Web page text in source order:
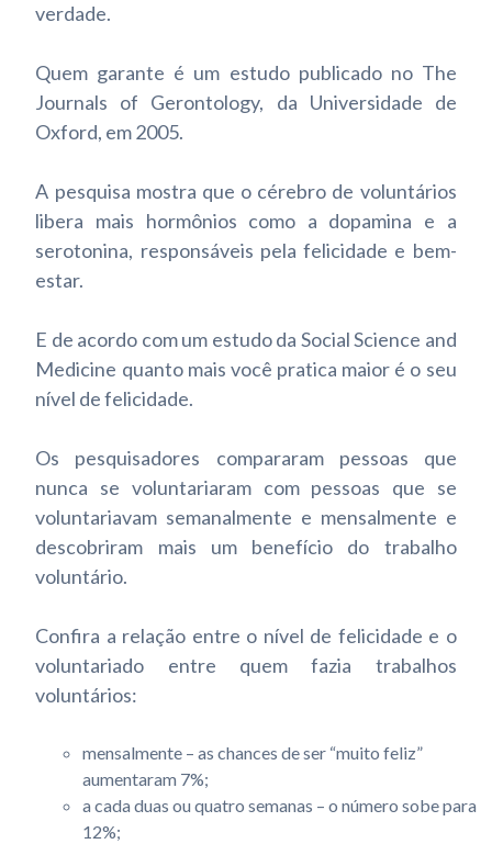
verdade.
Quem garante é um estudo publicado no The
Journals of Gerontology, da Universidade de
Oxford, em 2005.
A pesquisa mostra que o cérebro de voluntários
libera mais hormônios como a dopamina e a
serotonina, responsáveis pela felicidade e bem-
estar.
E de acordo com um estudo da Social Science and
Medicine quanto mais você pratica maior é o seu
nível de felicidade.
Os pesquisadores compararam pessoas que
nunca se voluntariaram com pessoas que se
voluntariavam semanalmente e mensalmente e
descobriram mais um benefício do trabalho
voluntário.
Confira a relação entre o nível de felicidade e o
voluntariado entre quem fazia trabalhos
voluntários:
mensalmente – as chances de ser “muito feliz”
aumentaram 7%;
a cada duas ou quatro semanas – o número sobe para
12%;